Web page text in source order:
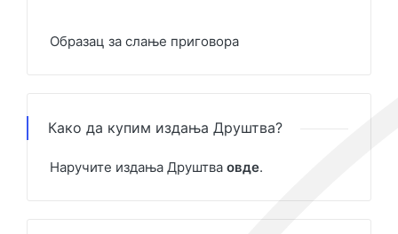
Образац за слање приговора
Како да купим издања Друштва?
Наручите издања Друштва овде.